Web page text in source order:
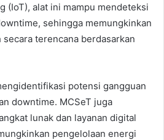
(IoT), alat ini mampu mendeteksi
sehingga memungkinkan
terencana berdasarkan
potensi gangguan
downtime. MCSeT juga
lunak dan layanan digital
pengelolaan energi